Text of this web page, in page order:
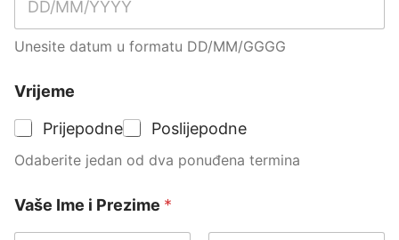
Unesite datum u formatu DD/MM/GGGG
Vrijeme
Prijepodne
Poslijepodne
Odaberite jedan od dva ponuđena termina
Vaše Ime i Prezime *